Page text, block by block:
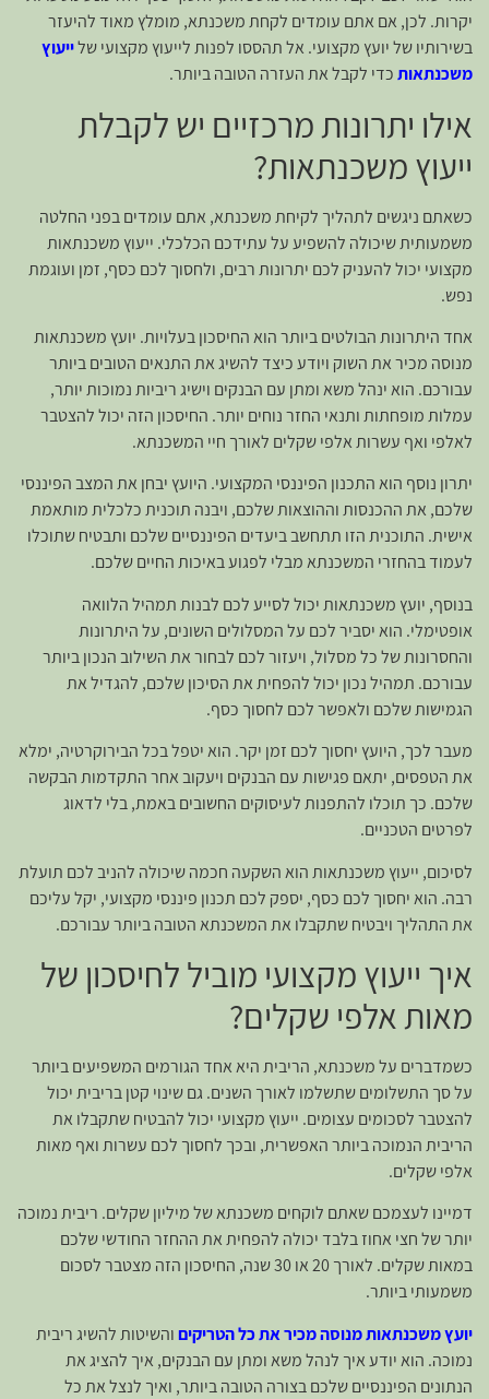
יקרות. לכן, אם אתם עומדים לקחת משכנתא, מומלץ מאוד להיעזר
בשירותיו של יועץ מקצועי. אל תהססו לפנות לייעוץ מקצועי שלייעוץ
משכנתאותכדי לקבל את העזרה הטובה ביותר.
אילו יתרונות מרכזיים יש לקבלת
ייעוץ משכנתאות?
כשאתם ניגשים לתהליך לקיחת משכנתא, אתם עומדים בפני החלטה
משמעותית שיכולה להשפיע על עתידכם הכלכלי. ייעוץ משכנתאות
מקצועי יכול להעניק לכם יתרונות רבים, ולחסוך לכם כסף, זמן ועוגמת
נפש.
אחד היתרונות הבולטים ביותר הוא החיסכון בעלויות. יועץ משכנתאות
מנוסה מכיר את השוק ויודע כיצד להשיג את התנאים הטובים ביותר
עבורכם. הוא ינהל משא ומתן עם הבנקים וישיג ריביות נמוכות יותר,
עמלות מופחתות ותנאי החזר נוחים יותר. החיסכון הזה יכול להצטבר
לאלפי ואף עשרות אלפי שקלים לאורך חיי המשכנתא.
יתרון נוסף הוא התכנון הפיננסי המקצועי. היועץ יבחן את המצב הפיננסי
שלכם, את ההכנסות וההוצאות שלכם, ויבנה תוכנית כלכלית מותאמת
אישית. התוכנית הזו תתחשב ביעדים הפיננסיים שלכם ותבטיח שתוכלו
לעמוד בהחזרי המשכנתא מבלי לפגוע באיכות החיים שלכם.
בנוסף, יועץ משכנתאות יכול לסייע לכם לבנות תמהיל הלוואה
אופטימלי. הוא יסביר לכם על המסלולים השונים, על היתרונות
והחסרונות של כל מסלול, ויעזור לכם לבחור את השילוב הנכון ביותר
עבורכם. תמהיל נכון יכול להפחית את הסיכון שלכם, להגדיל את
הגמישות שלכם ולאפשר לכם לחסוך כסף.
מעבר לכך, היועץ יחסוך לכם זמן יקר. הוא יטפל בכל הבירוקרטיה, ימלא
את הטפסים, יתאם פגישות עם הבנקים ויעקוב אחר התקדמות הבקשה
שלכם. כך תוכלו להתפנות לעיסוקים החשובים באמת, בלי לדאוג
לפרטים הטכניים.
לסיכום, ייעוץ משכנתאות הוא השקעה חכמה שיכולה להניב לכם תועלת
רבה. הוא יחסוך לכם כסף, יספק לכם תכנון פיננסי מקצועי, יקל עליכם
את התהליך ויבטיח שתקבלו את המשכנתא הטובה ביותר עבורכם.
איך ייעוץ מקצועי מוביל לחיסכון של
מאות אלפי שקלים?
כשמדברים על משכנתא, הריבית היא אחד הגורמים המשפיעים ביותר
על סך התשלומים שתשלמו לאורך השנים. גם שינוי קטן בריבית יכול
להצטבר לסכומים עצומים. ייעוץ מקצועי יכול להבטיח שתקבלו את
הריבית הנמוכה ביותר האפשרית, ובכך לחסוך לכם עשרות ואף מאות
אלפי שקלים.
דמיינו לעצמכם שאתם לוקחים משכנתא של מיליון שקלים. ריבית נמוכה
יותר של חצי אחוז בלבד יכולה להפחית את ההחזר החודשי שלכם
במאות שקלים. לאורך 20 או 30 שנה, החיסכון הזה מצטבר לסכום
משמעותי ביותר.
יועץ משכנתאות מנוסה מכיר את כל הטריקיםוהשיטות להשיג ריבית
נמוכה. הוא יודע איך לנהל משא ומתן עם הבנקים, איך להציג את
הנתונים הפיננסיים שלכם בצורה הטובה ביותר, ואיך לנצל את כל